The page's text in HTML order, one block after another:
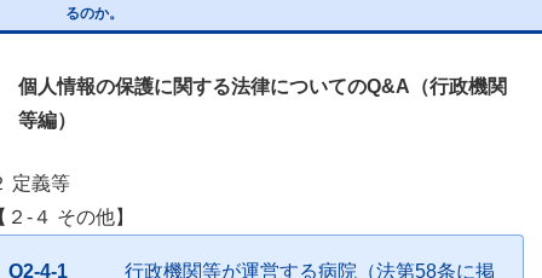
るのか。
個人情報の保護に関する法律についてのQ&A（行政機関
等編）
定義等
２-４ その他】
Q2-4-1
行政機関等が運営する病院（法第58条に掲